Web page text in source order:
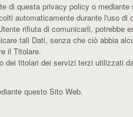
di questa privacy policy o
automaticamente durante l'uso di
rifiuta di comunicarli,
tali Dati, senza che ciò abbia
il Titolare.
titolari dei servizi terzi utilizzati
questo Sito Web.